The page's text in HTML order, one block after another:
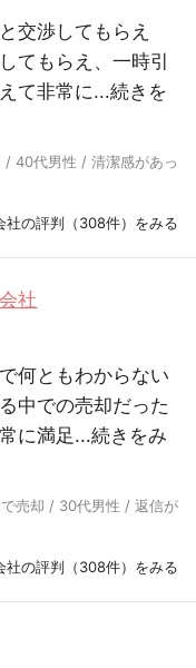
交渉してもらえ
てもらえ、一時引
て非常に...続きを
40代男性 / 清潔感があっ
社の評判（308件）をみる
社
何ともわからない
中での売却だった
に満足...続きをみ
売却 / 30代男性 / 返信が
社の評判（308件）をみる